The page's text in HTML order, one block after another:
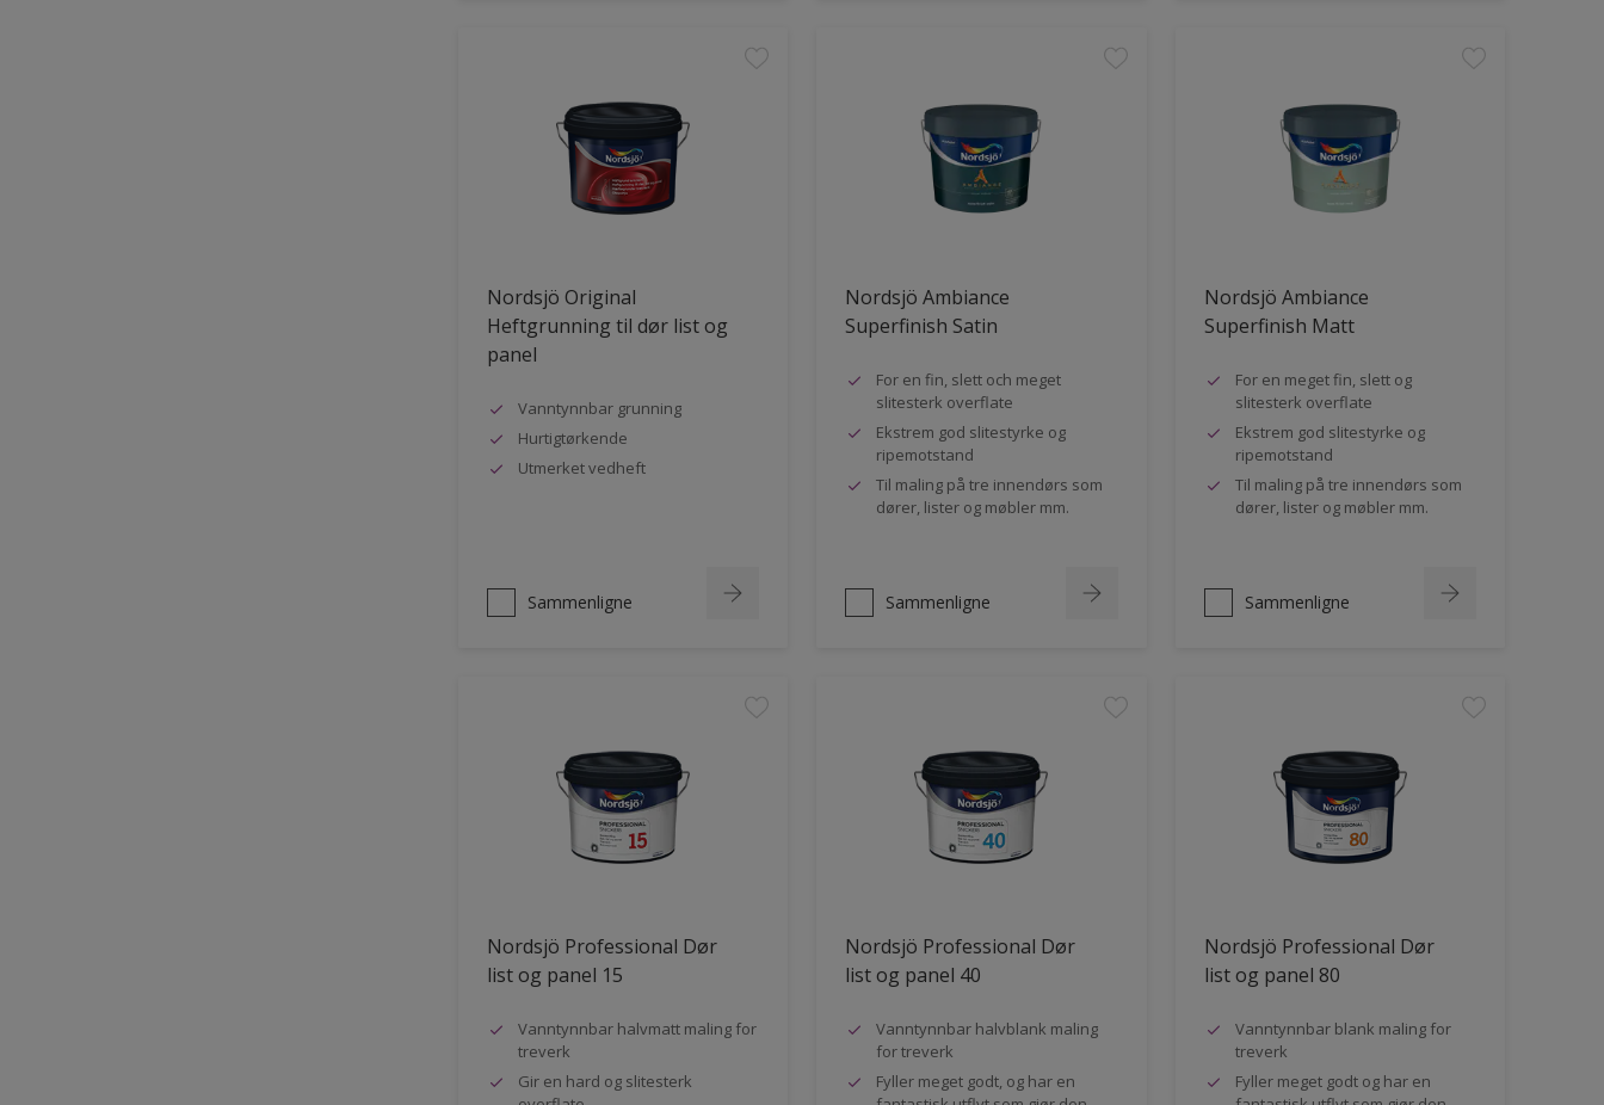
Nordsjö Original
Heftgrunning til dør list og
panel
Vanntynnbar grunning
Hurtigtørkende
Utmerket vedheft
Sammenligne
Nordsjö Ambiance
Superfinish Satin
For en fin, slett och meget
slitesterk overflate
Ekstrem god slitestyrke og
ripemotstand
Til maling på tre innendørs som
dører, lister og møbler mm.
Sammenligne
Nordsjö Ambiance
Superfinish Matt
For en meget fin, slett og
slitesterk overflate
Ekstrem god slitestyrke og
ripemotstand
Til maling på tre innendørs som
dører, lister og møbler mm.
Sammenligne
Nordsjö Professional Dør
list og panel 15
Vanntynnbar halvmatt maling for
treverk
Gir en hard og slitesterk
Nordsjö Professional Dør
list og panel 40
Vanntynnbar halvblank maling
for treverk
Fyller meget godt, og har en
Nordsjö Professional Dør
list og panel 80
Vanntynnbar blank maling for
treverk
Fyller meget godt og har en